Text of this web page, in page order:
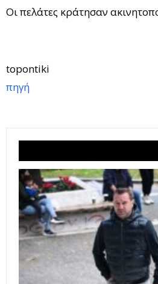
Οι πελάτες κράτησαν
topontiki
πηγή